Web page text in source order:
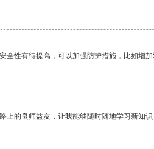
全性有待提高，可以加强防护措施，比如增加
上的良师益友，让我能够随时随地学习新知识